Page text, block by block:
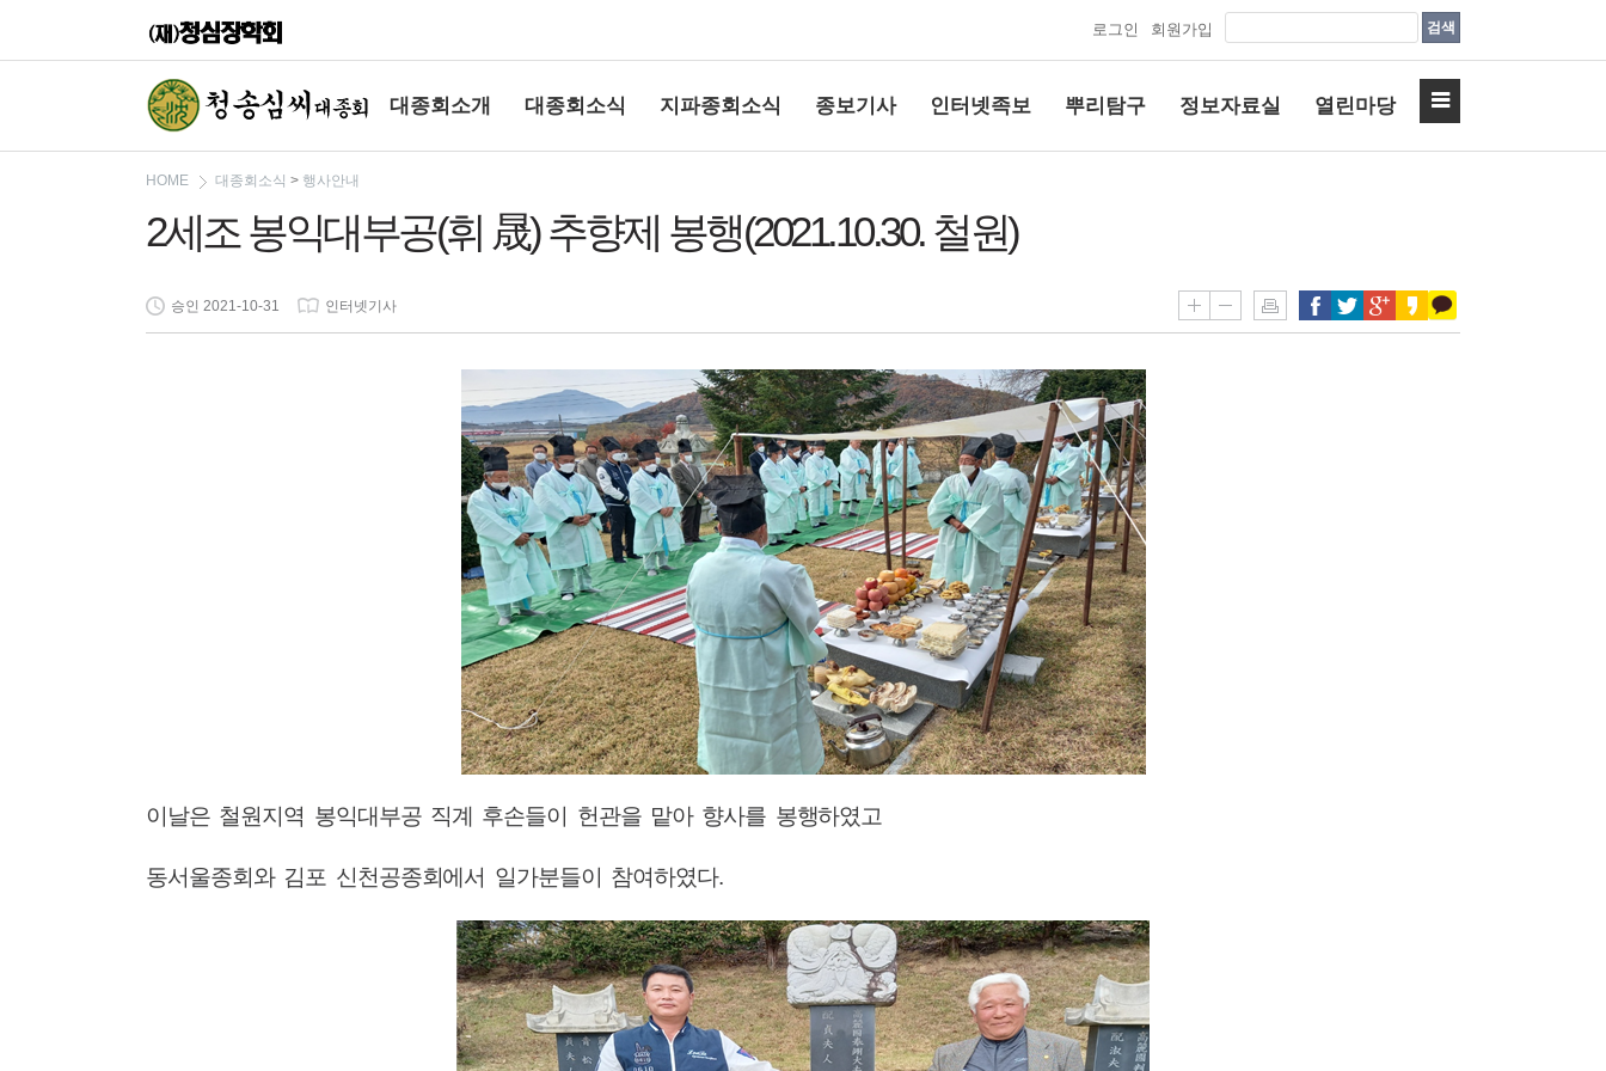
로그인 회원가입 검색
대종회소개 대종회소식 지파종회소식 종보기사 인터넷족보 뿌리탐구 정보자료실 열린마당
상단여백
HOME 대종회소식 > 행사안내
2세조 봉익대부공(휘 晟) 추향제 봉행(2021.10.30. 철원)
승인 2021-10-31 인터넷기사
이날은 철원지역 봉익대부공 직계 후손들이 헌관을 맡아 향사를 봉행하였고
동서울종회와 김포 신천공종회에서 일가분들이 참여하였다.